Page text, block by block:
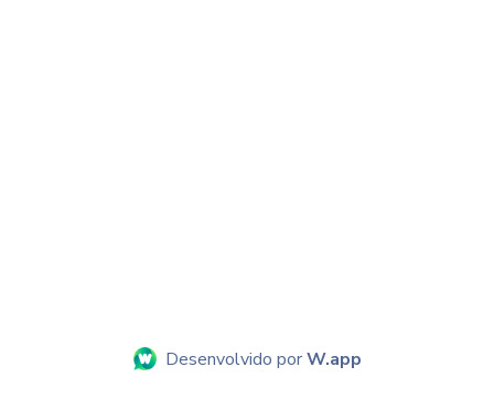
Desenvolvido porW.app